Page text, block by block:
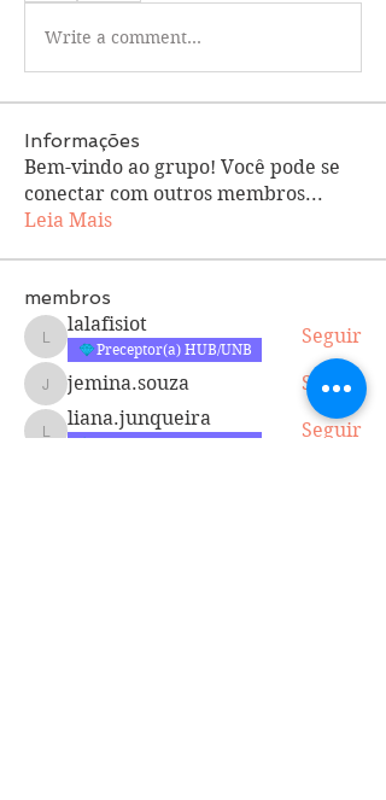
Write a comment...
Informações
Bem-vindo ao grupo! Você pode se
conectar com outros membros...
Leia Mais
membros
lalafisiot
lalafisiot
Preceptor(a) HUB/UNB
Seguir
jemina.souza
jemina.souza Seguir
liana.junqueira
liana.junqueira
Preceptor(a) HUB/UNB
Seguir